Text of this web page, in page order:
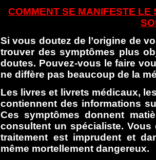
COMMENT SE MANIFESTE LE
Si vous doutez de l’origine de
trouver des symptômes plus
doutes. Pouvez-vous le faire
ne diffère pas beaucoup de la
Les livres et livrets médicaux,
contiennent des informations
Ces symptômes donnent
consultent un spécialiste. Vous
traitement est imprudent et
même mortellement dangereux.